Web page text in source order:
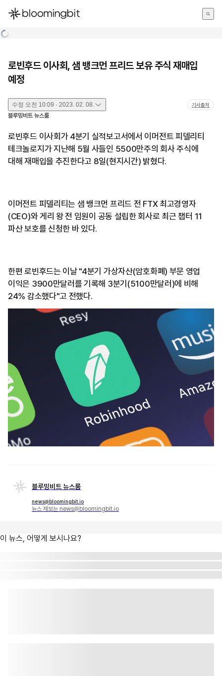
한국어
로빈후드 이사회, 샘 뱅크먼 프리드 보유 주식 재매입
예정
수정 오전 10:09 · 2023. 02. 08. 기사출처
블루밍비트 뉴스룸
로빈후드 이사회가 4분기 실적보고서에서 이머전트 피델리티
테크놀로지가 지난해 5월 사들인 5500만주의 회사 주식에
대해 재매입을 추진한다고 8일(현지시간) 밝혔다.
이머전트 피델리티는 샘 뱅크먼 프리드 전 FTX 최고경영자
(CEO)와 게리 왕 전 임원이 공동 설립한 회사로 최근 챕터 11
파산 보호를 신청한 바 있다.
한편 로빈후드는 이날 "4분기 가상자산(암호화폐) 부문 영업
이익은 3900만달러를 기록해 3분기(5100만달러)에 비해
24% 감소했다"고 전했다.
블루밍비트 뉴스룸
news@bloomingbit.io
뉴스 제보는 news@bloomingbit.io
이 뉴스, 어떻게 보시나요?